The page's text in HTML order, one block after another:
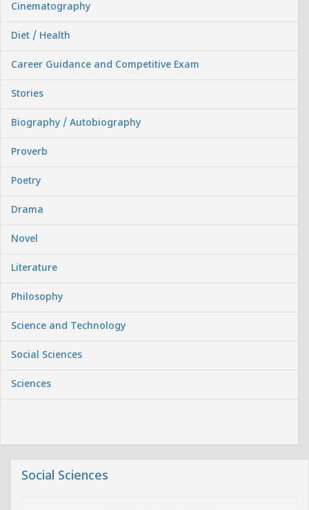
Cinematography
Diet / Health
Career Guidance and Competitive Exam
Stories
Biography / Autobiography
Proverb
Poetry
Drama
Novel
Literature
Philosophy
Science and Technology
Social Sciences
Sciences
Social Sciences